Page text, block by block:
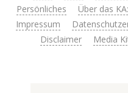
Persönliches
Über das
Impressum
Disclaimer
Media